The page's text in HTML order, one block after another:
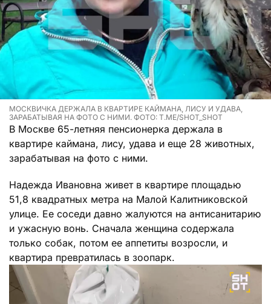
МОСКВИЧКА ДЕРЖАЛА В КВАРТИРЕ КАЙМАНА, ЛИСУ И УДАВА,
ЗАРАБАТЫВАЯ НА ФОТО С НИМИ. ФОТО: T.ME/SHOT_SHOT
В Москве 65-летняя пенсионерка держала в
квартире каймана, лису, удава и еще 28 животных,
зарабатывая на фото с ними.
Надежда Ивановна живет в квартире площадью
51,8 квадратных метра на Малой Калитниковской
улице. Ее соседи давно жалуются на антисанитарию
и ужасную вонь. Сначала женщина содержала
только собак, потом ее аппетиты возросли, и
квартира превратилась в зоопарк.